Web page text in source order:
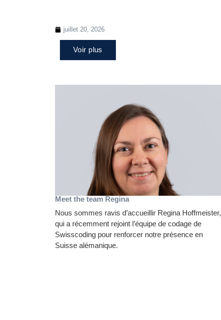
juillet 20, 2026
Voir plus
Meet the team Regina
Nous sommes ravis d’accueillir Regina Hoffmeister,
qui a récemment rejoint l’équipe de codage de
Swisscoding pour renforcer notre présence en
Suisse alémanique.